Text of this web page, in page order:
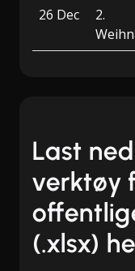
26 Dec
2.
Last
verktøy
(.xlsx)